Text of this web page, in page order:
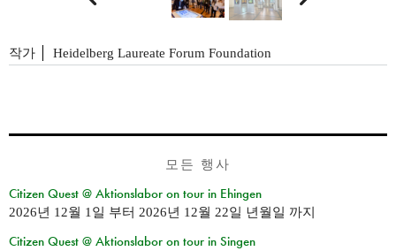
작가 Heidelberg Laureate Forum Foundation
모든 행사
Citizen Quest @ Aktionslabor on tour in Ehingen
2026년 12월 1일 부터 2026년 12월 22일 년월일 까지
Citizen Quest @ Aktionslabor on tour in Singen